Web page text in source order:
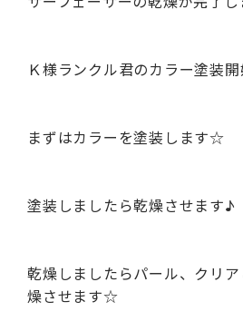
Ｋ様ランクル君のカラー塗装
まずはカラーを塗装します☆
塗装しましたら乾燥させます♪
乾燥しましたらパール、クリ
燥させます☆